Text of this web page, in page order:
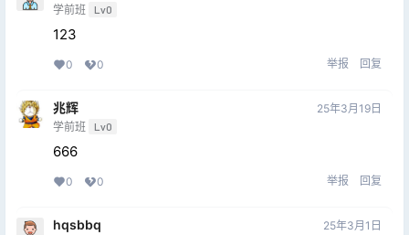
学前班 Lv0
123
0 0 举报 回复
兆辉
学前班 Lv0
25年3月19日
666
0 0 举报 回复
hqsbbq 25年3月1日